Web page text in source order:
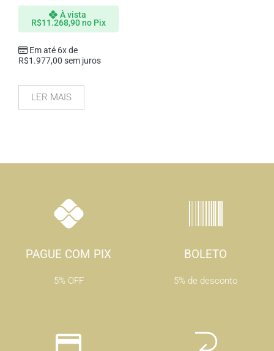
Em até 6x de
R$1.977,00 sem juros
À vista
R$11.268,90 no Pix
LER MAIS
PAGUE COM PIX
5% OFF
BOLETO
5% de desconto